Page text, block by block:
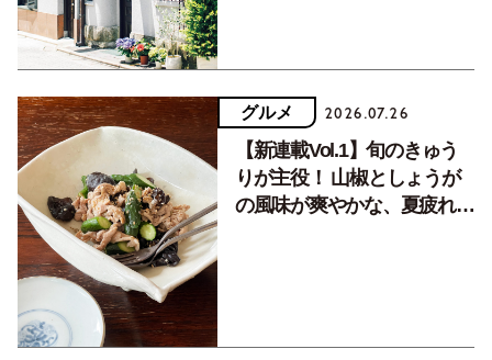
グルメ 2026.07.26
【新連載Vol.1】旬のきゅう
りが主役！ 山椒としょうが
の風味が爽やかな、夏疲れを